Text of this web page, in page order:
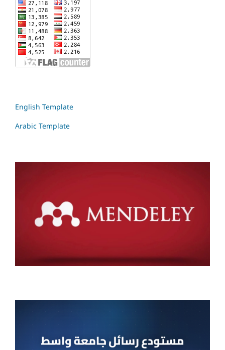
English Template
Arabic Template